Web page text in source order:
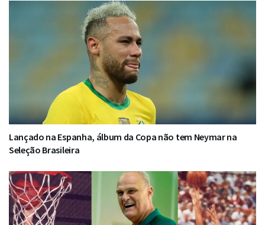
Lançado na Espanha, álbum da Copa não tem Neymar na
Seleção Brasileira